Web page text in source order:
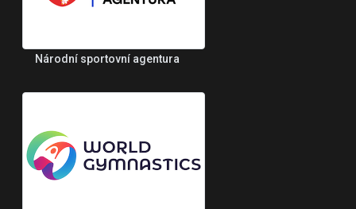
Národní sportovní agentura